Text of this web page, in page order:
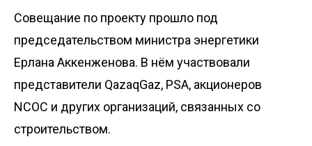
Совещание по проекту прошло под
председательством министра энергетики
Ерлана Аккенженова. В нём участвовали
представители QazaqGaz, PSA, акционеров
NCOC и других организаций, связанных со
строительством.